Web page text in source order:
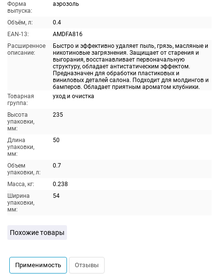
Форма
выпуска:
аэрозоль
Объём, л:
0.4
EAN-13:
AMDFA816
Расширенное
описание:
Быстро и эффективно удаляет пыль, грязь, масляные и
никотиновые загрязнения. Защищает от старения и
выгорания, восстанавливает первоначальную
структуру, обладает антистатическим эффектом.
Предназначен для обработки пластиковых и
виниловых деталей салона. Подходит для молдингов и
бамперов. Обладает приятным ароматом клубники.
Товарная
группа:
уход и очистка
Высота
упаковки,
мм:
235
Длина
упаковки,
мм:
50
Объем
упаковки, л:
0.7
Масса, кг:
0.238
Ширина
упаковки,
мм:
54
Похожие товары
Применимость Отзывы